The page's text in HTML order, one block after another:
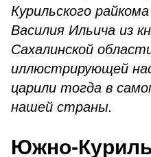
Курильского
Василия Ильича из
Сахалинской
иллюстрирующей
царили тогда в
нашей страны.
Южно-